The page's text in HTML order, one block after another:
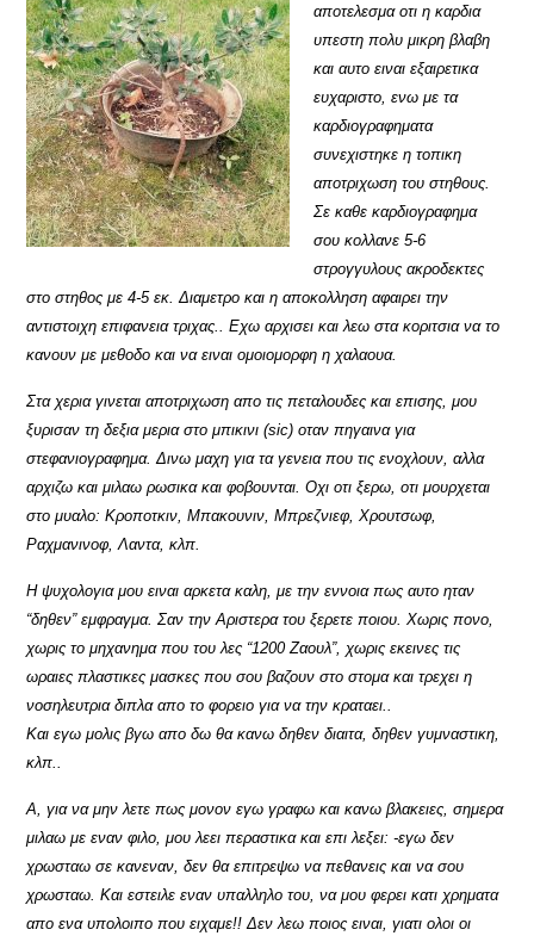
αποτελεσμα οτι η καρδια
υπεστη πολυ μικρη βλαβη
και αυτο ειναι εξαιρετικα
ευχαριστο, ενω με τα
καρδιογραφηματα
συνεχιστηκε η τοπικη
αποτριχωση του στηθους.
Σε καθε καρδιογραφημα
σου κολλανε 5-6
στρογγυλους ακροδεκτες
στο στηθος με 4-5 εκ. Διαμετρο και η αποκολληση αφαιρει την
αντιστοιχη επιφανεια τριχας.. Εχω αρχισει και λεω στα κοριτσια να το
κανουν με μεθοδο και να ειναι ομοιομορφη η χαλαουα.
Στα χερια γινεται αποτριχωση απο τις πεταλουδες και επισης, μου
ξυρισαν τη δεξια μερια στο μπικινι (sic) οταν πηγαινα για
στεφανιογραφημα. Δινω μαχη για τα γενεια που τις ενοχλουν, αλλα
αρχιζω και μιλαω ρωσικα και φοβουνται. Οχι οτι ξερω, οτι μουρχεται
στο μυαλο: Κροποτκιν, Μπακουνιν, Μπρεζνιεφ, Χρουτσωφ,
Ραχμανινοφ, Λαντα, κλπ.
Η ψυχολογια μου ειναι αρκετα καλη, με την εννοια πως αυτο ηταν
“δηθεν” εμφραγμα. Σαν την Αριστερα του ξερετε ποιου. Χωρις πονο,
χωρις το μηχανημα που του λες “1200 Ζαουλ”, χωρις εκεινες τις
ωραιες πλαστικες μασκες που σου βαζουν στο στομα και τρεχει η
νοσηλευτρια διπλα απο το φορειο για να την κραταει..
Και εγω μολις βγω απο δω θα κανω δηθεν διαιτα, δηθεν γυμναστικη,
κλπ..
Α, για να μην λετε πως μονον εγω γραφω και κανω βλακειες, σημερα
μιλαω με εναν φιλο, μου λεει περαστικα και επι λεξει: -εγω δεν
χρωσταω σε κανεναν, δεν θα επιτρεψω να πεθανεις και να σου
χρωσταω. Και εστειλε εναν υπαλληλο του, να μου φερει κατι χρηματα
απο ενα υπολοιπο που ειχαμε!! Δεν λεω ποιος ειναι, γιατι ολοι οι